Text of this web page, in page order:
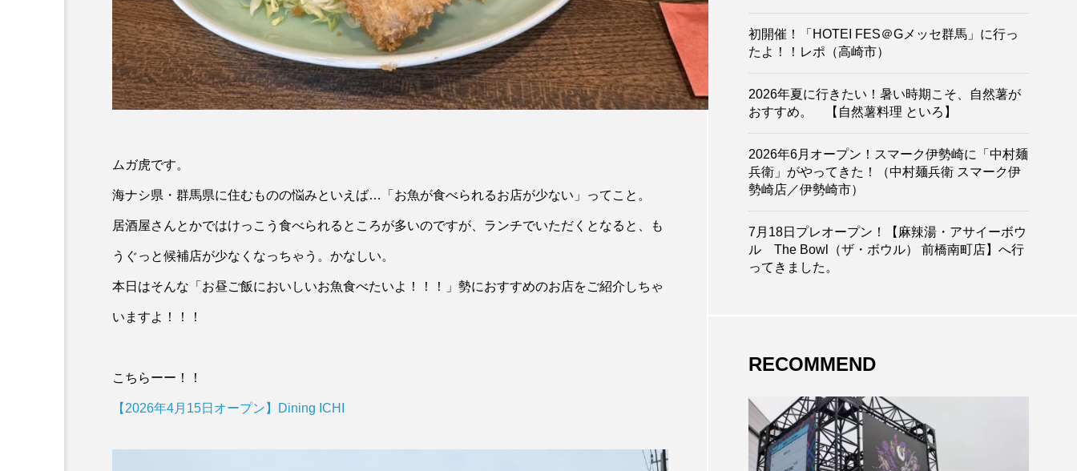
ムガ虎です。
海ナシ県・群馬県に住むものの悩みといえば…「お魚が食べられるお店が少ない」ってこと。
居酒屋さんとかではけっこう食べられるところが多いのですが、ランチでいただくとなると、も
うぐっと候補店が少なくなっちゃう。かなしい。
本日はそんな「お昼ご飯においしいお魚食べたいよ！！！」勢におすすめのお店をご紹介しちゃ
いますよ！！！
こちらーー！！
【2026年4月15日オープン】Dining ICHI
初開催！「HOTEI FES＠Gメッセ群馬」に行っ
たよ！！レポ（高崎市）
2026年夏に行きたい！暑い時期こそ、自然薯が
おすすめ。 【自然薯料理 といろ】
2026年6月オープン！スマーク伊勢崎に「中村麺
兵衛」がやってきた！（中村麺兵衛 スマーク伊
勢崎店／伊勢崎市）
7月18日プレオープン！【麻辣湯・アサイーボウ
ル The Bowl（ザ・ボウル） 前橋南町店】へ行
ってきました。
RECOMMEND